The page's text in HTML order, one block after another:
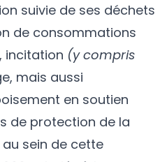
suivie de ses déchets
de consommations
incitation (y compris
mais aussi
en soutien
de protection de la
sein de cette